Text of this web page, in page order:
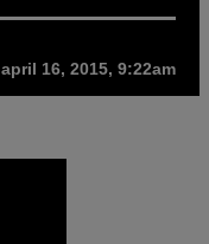
april 16, 2015, 9:22am